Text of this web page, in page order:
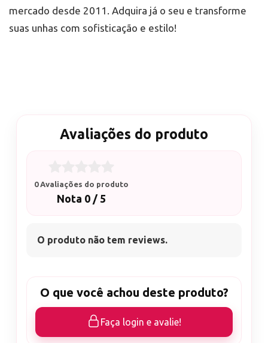
mercado desde 2011. Adquira já o seu e transforme
suas unhas com sofisticação e estilo!
Avaliações do produto
0 Avaliações do produto
Nota 0 / 5
O produto não tem reviews.
O que você achou deste produto?
Faça login e avalie!